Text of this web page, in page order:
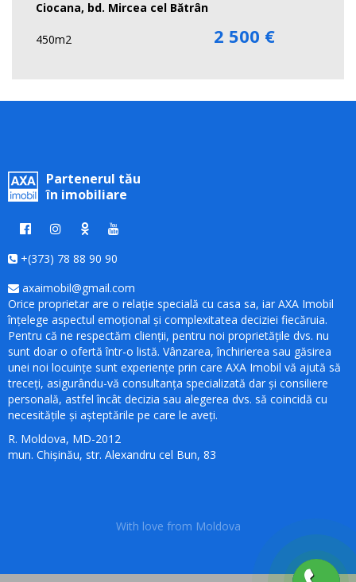
Ciocana, bd. Mircea cel Bătrân
450m2 2 500 €
Partenerul tău
în imobiliare
+(373) 78 88 90 90
axaimobil@gmail.com
Orice proprietar are o relație specială cu casa sa, iar AXA Imobil
înțelege aspectul emoțional și complexitatea deciziei fiecăruia.
Pentru că ne respectăm clienții, pentru noi proprietățile dvs. nu
sunt doar o ofertă într-o listă. Vânzarea, închirierea sau găsirea
unei noi locuințe sunt experiențe prin care AXA Imobil vă ajută să
treceți, asigurându-vă consultanța specializată dar și consiliere
personală, astfel încât decizia sau alegerea dvs. să coincidă cu
necesitățile și așteptările pe care le aveți.
R. Moldova, MD-2012
mun. Chișinău, str. Alexandru cel Bun, 83
With love from Moldova